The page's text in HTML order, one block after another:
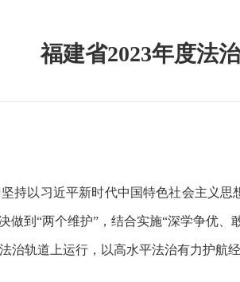
福建省2023年度法
以习近平新时代中国特色社会主义思
做到“两个维护”，结合实施“深学争优
治轨道上运行，以高水平法治有力护航